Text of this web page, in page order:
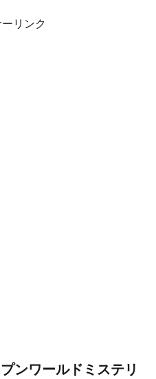
リンク
ンワールドミステリ